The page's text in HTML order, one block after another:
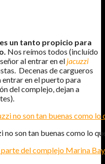
un tanto propicio para
Nos reímos todos (incluído
al entrar en el jacuzzi
Decenas de cargueros
entrar en el puerto para
del complejo, dejan a
son tan buenas como lo